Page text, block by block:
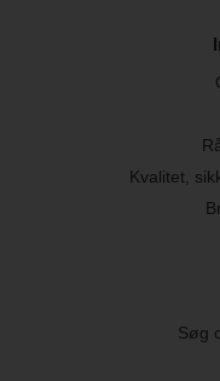
Kvalitet,
Søg